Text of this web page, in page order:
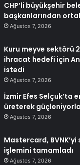
CHP’li büyükşehir
başkanlarından
Ağustos 7, 2026
Kuru meyve sektörü
ihracat hedefi için
istedi
Ağustos 7, 2026
İzmir Efes Selçuk’ta
üreterek
Ağustos 7, 2026
Mastercard, BVNK’yi
işlemini tamamladı
Ağustos 7, 2026